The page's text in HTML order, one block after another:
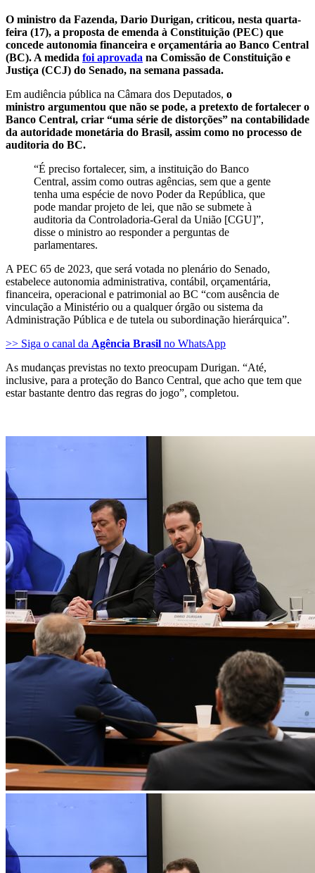
O ministro da Fazenda, Dario Durigan, criticou, nesta quarta-
feira (17), a proposta de emenda à Constituição (PEC) que
concede autonomia financeira e orçamentária ao Banco Central
(BC). A medida foi aprovada na Comissão de Constituição e
Justiça (CCJ) do Senado, na semana passada.
Em audiência pública na Câmara dos Deputados, o
ministro argumentou que não se pode, a pretexto de fortalecer o
Banco Central, criar “uma série de distorções” na contabilidade
da autoridade monetária do Brasil, assim como no processo de
auditoria do BC.
“É preciso fortalecer, sim, a instituição do Banco
Central, assim como outras agências, sem que a gente
tenha uma espécie de novo Poder da República, que
pode mandar projeto de lei, que não se submete à
auditoria da Controladoria-Geral da União [CGU]”,
disse o ministro ao responder a perguntas de
parlamentares.
A PEC 65 de 2023, que será votada no plenário do Senado,
estabelece autonomia administrativa, contábil, orçamentária,
financeira, operacional e patrimonial ao BC “com ausência de
vinculação a Ministério ou a qualquer órgão ou sistema da
Administração Pública e de tutela ou subordinação hierárquica”.
>> Siga o canal da Agência Brasil no WhatsApp
As mudanças previstas no texto preocupam Durigan. “Até,
inclusive, para a proteção do Banco Central, que acho que tem que
estar bastante dentro das regras do jogo”, completou.